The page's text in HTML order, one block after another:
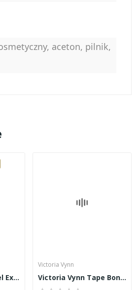
aceton, pilnik,
Victoria Vynn 012 żel Extremely White 15ml
Victoria Vynn
Victoria Vynn Tape Bond Primer bezkwasowy 8ml